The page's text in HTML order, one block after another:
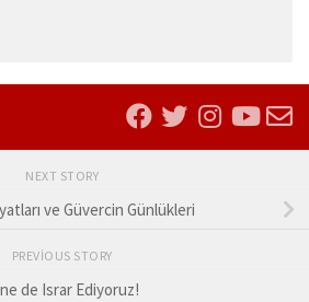
NEXT STORY
ve Güvercin Günlükleri
PREVIOUS STORY
de Israr Ediyoruz!